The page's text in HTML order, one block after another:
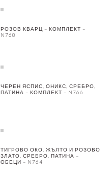
РОЗОВ КВАРЦ – КОМПЛЕКТ –
N768
ЧЕРЕН ЯСПИС, ОНИКС, СРЕБРО,
ПАТИНА – КОМПЛЕКТ – N766
ТИГРОВО ОКО, ЖЪЛТО И РОЗОВО
ЗЛАТО, СРЕБРО, ПАТИНА –
ОБЕЦИ – N764